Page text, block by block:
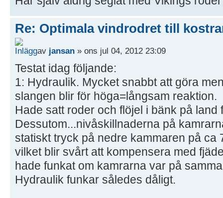
Re: Optimala vindrodret till
av jansan » ons jul 04, 2012 23:09
Testat idag följande:
1: Hydraulik. Mycket snabbt att göra
slangen blir för höga=långsam reaktion.
Hade satt roder och flöjel i bänk på land
Dessutom...nivåskillnaderna på
statiskt tryck på nedre kammaren på ca
vilket blir svårt att kompensera med
hade funkat om kamrarna var på
Hydraulik funkar således dåligt.